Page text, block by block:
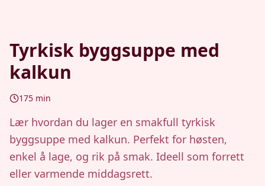
Tyrkisk byggsuppe med
kalkun
175 min
Lær hvordan du lager en smakfull tyrkisk
byggsuppe med kalkun. Perfekt for høsten,
enkel å lage, og rik på smak. Ideell som forrett
eller varmende middagsrett.